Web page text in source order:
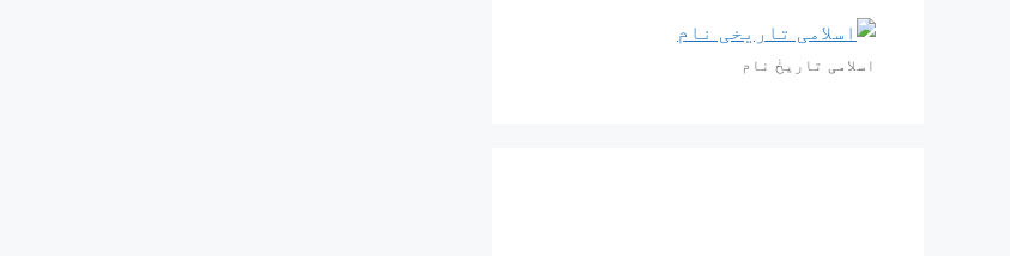
اسلامی تاریخٰ نام